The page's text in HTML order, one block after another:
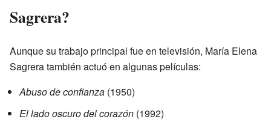
Sagrera?
Aunque su trabajo principal fue en televisión, María Elena
Sagrera también actuó en algunas películas:
Abuso de confianza (1950)
El lado oscuro del corazón (1992)